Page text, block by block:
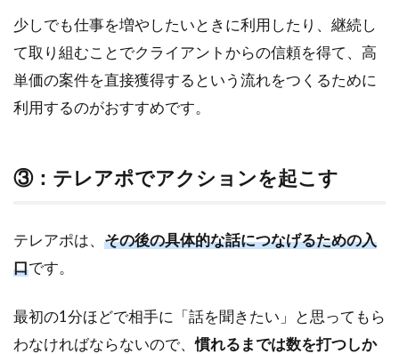
少しでも仕事を増やしたいときに利用したり、継続し
て取り組むことでクライアントからの信頼を得て、高
単価の案件を直接獲得するという流れをつくるために
利用するのがおすすめです。
③：テレアポでアクションを起こす
テレアポは、 その後の具体的な話につなげるための入
口です。
最初の1分ほどで相手に「話を聞きたい」と思ってもら
わなければならないので、慣れるまでは数を打つしか